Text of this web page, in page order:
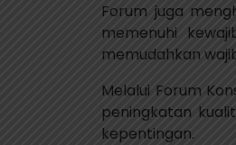
Forum juga
memenuhi
memudahkan
Melalui Forum
peningkatan
kepentingan.